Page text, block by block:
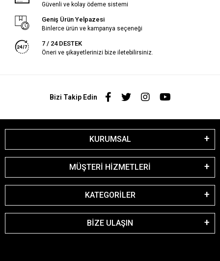
Güvenli ve kolay ödeme sistemi
Geniş Ürün Yelpazesi
Binlerce ürün ve kampanya seçeneği
7 / 24 DESTEK
Öneri ve şikayetlerinizi bize iletebilirsiniz.
Bizi Takip Edin
KURUMSAL
MÜŞTERİ HİZMETLERİ
KATEGORİLER
BİZE ULAŞIN